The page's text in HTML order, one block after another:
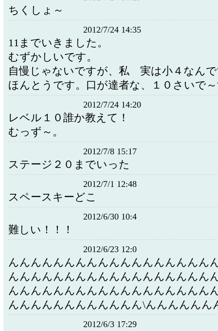
ちくしょ～
2012/7/24 14:35
11までいきました。
むずかしいです。
自慢じゃないですが、私 実は小４なん
ほんとうです。口が達者な、１０さいで
2012/7/24 14:20
レベル１０誰か教えて！
むっず～。
2012/7/8 15:17
ステージ２０までいった
2012/7/1 12:48
スペースキーどこ
2012/6/30 10:4
難しい！！！
2012/6/23 12:0
んんんんんんんんんんんんんんんんんん
んんんんんんんんんんんんんんんんんん
んんんんんんんんんんんんんんんんんん
んんんんんんんんんんんん\んんんんんん
2012/6/3 17:29